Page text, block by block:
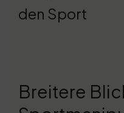
den Sport
Breitere